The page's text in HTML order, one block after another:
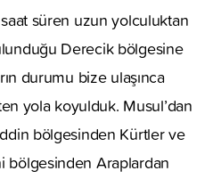
süren uzun yolculuktan
Derecik bölgesine
durumu bize ulaşınca
yola koyulduk. Musul’dan
bölgesinden Kürtler ve
bölgesinden Araplardan